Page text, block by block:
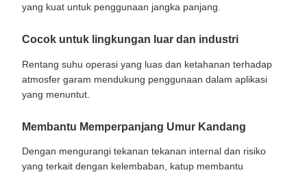
yang kuat untuk penggunaan jangka panjang.
Cocok untuk lingkungan luar dan industri
Rentang suhu operasi yang luas dan ketahanan terhadap
atmosfer garam mendukung penggunaan dalam aplikasi
yang menuntut.
Membantu Memperpanjang Umur Kandang
Dengan mengurangi tekanan tekanan internal dan risiko
yang terkait dengan kelembaban, katup membantu